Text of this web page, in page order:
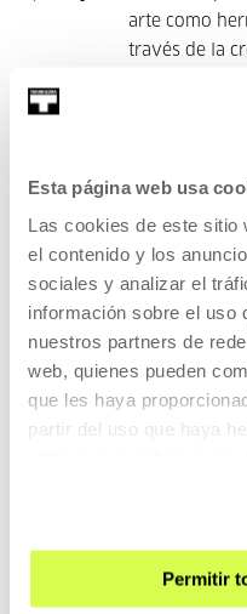
Esta página web usa
Las cookies de este sitio
el contenido y los
sociales y analizar el
información sobre el uso
nuestros partners de
web, quienes pueden
que les haya
partir del uso que haya
Permitir
arte como
través de la
imaginar y
FORMULARIO
Contenido